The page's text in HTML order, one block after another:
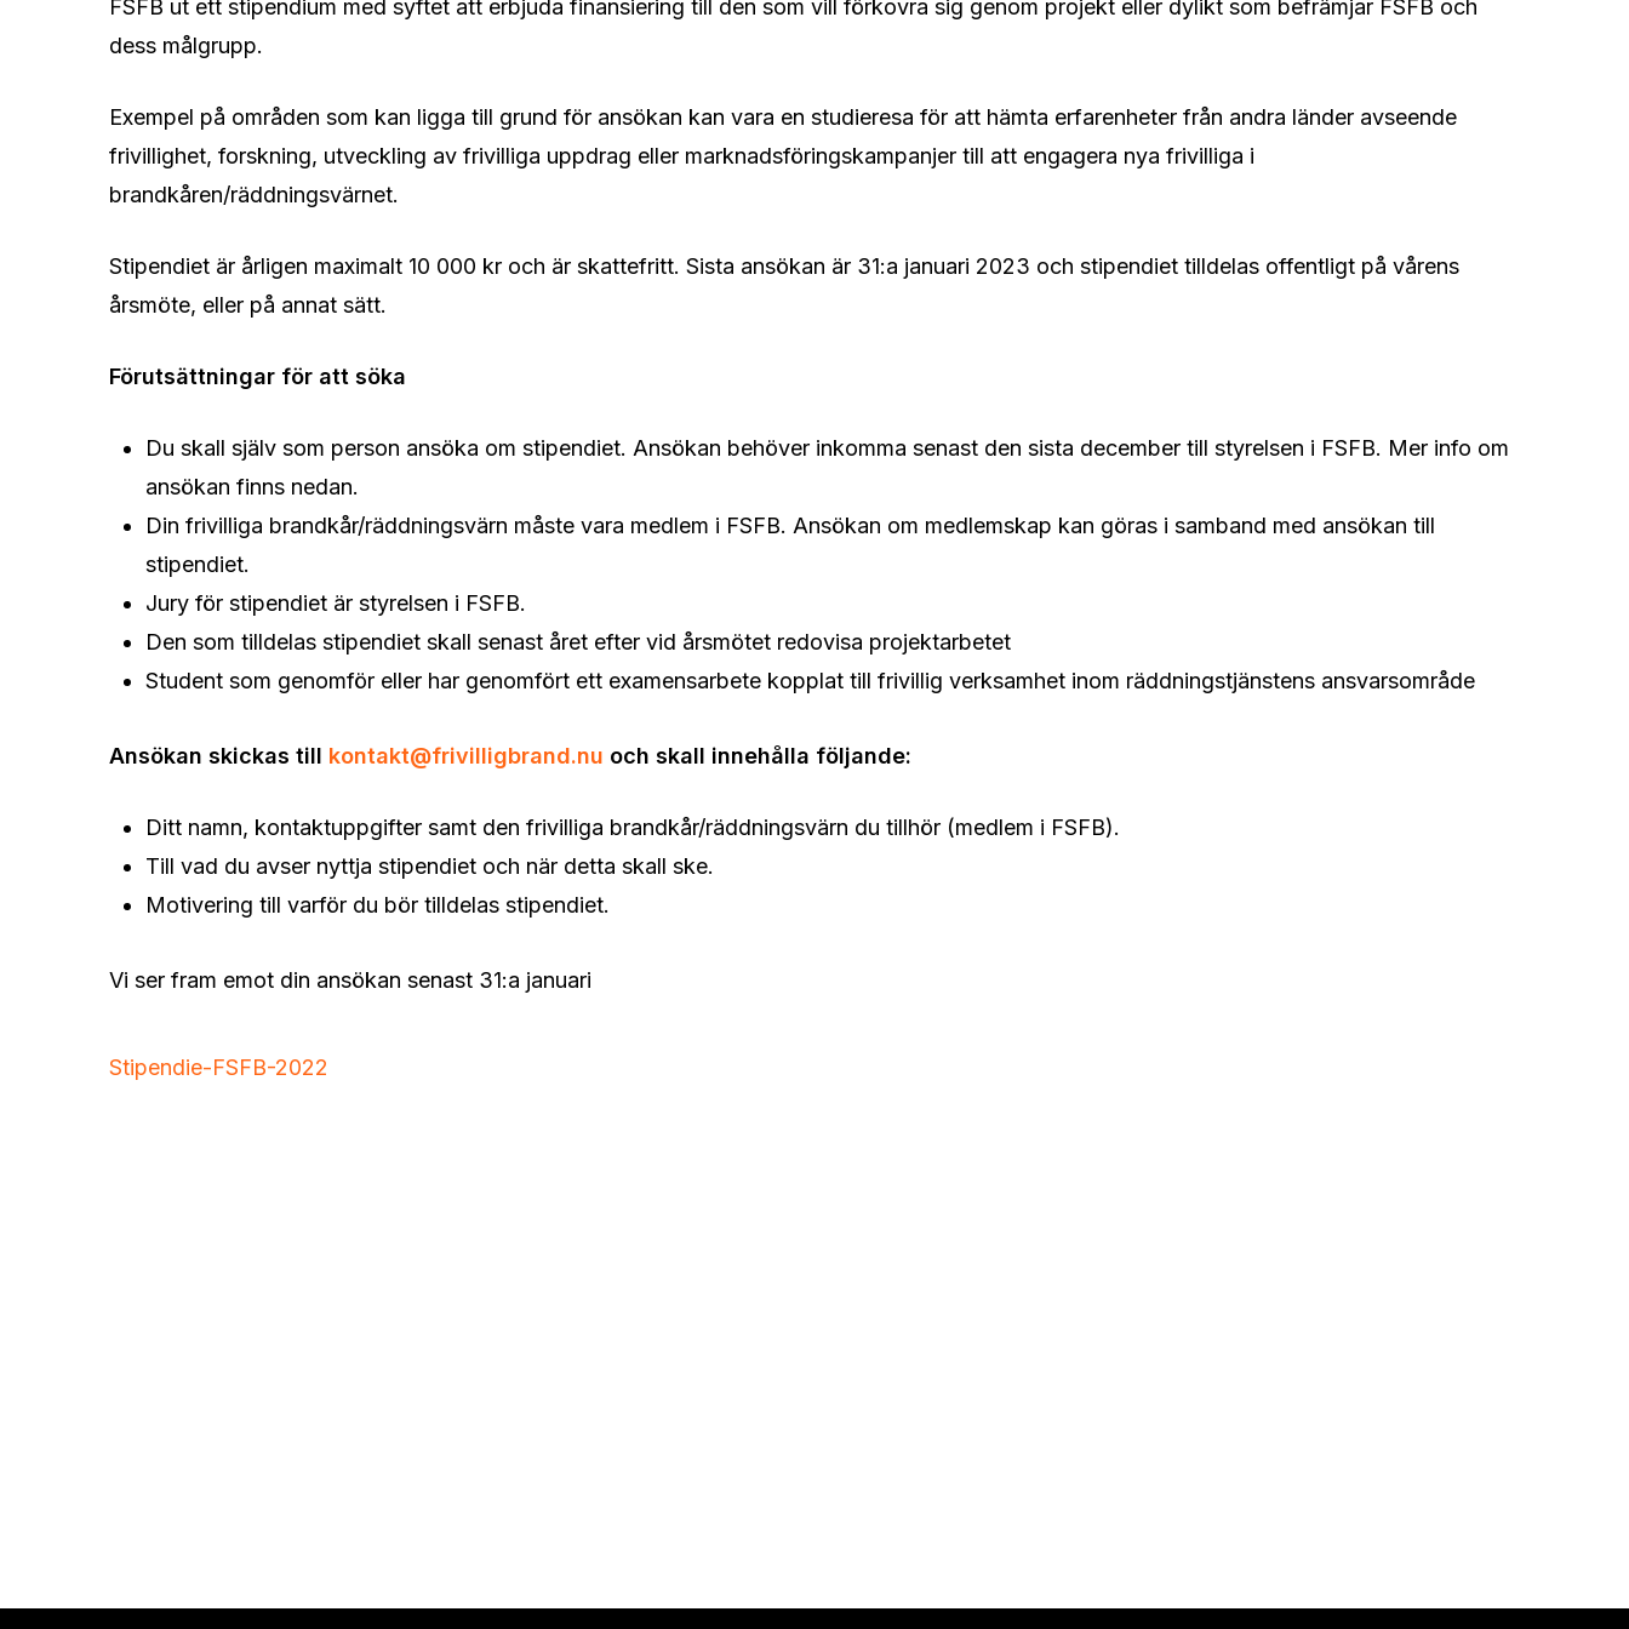
FSFB ut ett stipendium med syftet att erbjuda finansiering till den som vill förkovra sig genom projekt eller dylikt som befrämjar FSFB och
dess målgrupp.
Exempel på områden som kan ligga till grund för ansökan kan vara en studieresa för att hämta erfarenheter från andra länder avseende
frivillighet, forskning, utveckling av frivilliga uppdrag eller marknadsföringskampanjer till att engagera nya frivilliga i
brandkåren/räddningsvärnet.
Stipendiet är årligen maximalt 10 000 kr och är skattefritt. Sista ansökan är 31:a januari 2023 och stipendiet tilldelas offentligt på vårens
årsmöte, eller på annat sätt.
Förutsättningar för att söka
Du skall själv som person ansöka om stipendiet. Ansökan behöver inkomma senast den sista december till styrelsen i FSFB. Mer info om
ansökan finns nedan.
Din frivilliga brandkår/räddningsvärn måste vara medlem i FSFB. Ansökan om medlemskap kan göras i samband med ansökan till
stipendiet.
Jury för stipendiet är styrelsen i FSFB.
Den som tilldelas stipendiet skall senast året efter vid årsmötet redovisa projektarbetet
Student som genomför eller har genomfört ett examensarbete kopplat till frivillig verksamhet inom räddningstjänstens ansvarsområde
Ansökan skickas till kontakt@frivilligbrand.nu och skall innehålla följande:
Ditt namn, kontaktuppgifter samt den frivilliga brandkår/räddningsvärn du tillhör (medlem i FSFB).
Till vad du avser nyttja stipendiet och när detta skall ske.
Motivering till varför du bör tilldelas stipendiet.
Vi ser fram emot din ansökan senast 31:a januari
Stipendie-FSFB-2022